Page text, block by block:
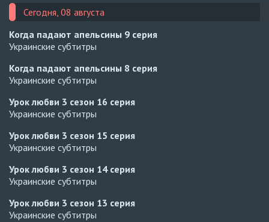
Сегодня, 08 августа
Когда падают апельсины 9 серия
Украинские субтитры
Когда падают апельсины 8 серия
Украинские субтитры
Урок любви 3 сезон 16 серия
Украинские субтитры
Урок любви 3 сезон 15 серия
Украинские субтитры
Урок любви 3 сезон 14 серия
Украинские субтитры
Урок любви 3 сезон 13 серия
Украинские субтитры